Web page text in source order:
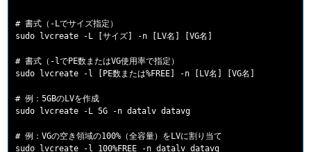
# 書式（-Lでサイズ指定）
sudo lvcreate -L [サイズ] -n [LV名] [VG名]
# 書式（-lでPE数またはVG使用率で指定）
sudo lvcreate -l [PE数または%FREE] -n [LV名] [VG名]
# 例：5GBのLVを作成
sudo lvcreate -L 5G -n datalv datavg
# 例：VGの空き領域の100%（全容量）をLVに割り当て
sudo lvcreate -l 100%FREE -n datalv datavg